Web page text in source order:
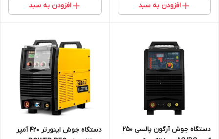
افزودن به سبد افزودن به سبد
دستگاه جوش آرگون پالسی 250
دستگاه جوش اینورتر 420 آمپر